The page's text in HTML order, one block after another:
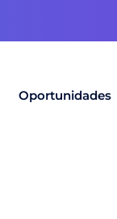
Oportunidades